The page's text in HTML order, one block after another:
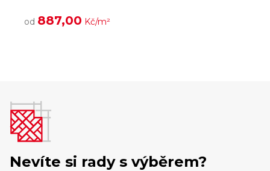
od 887,00 Kč/m²
Nevíte si rady s výběrem?